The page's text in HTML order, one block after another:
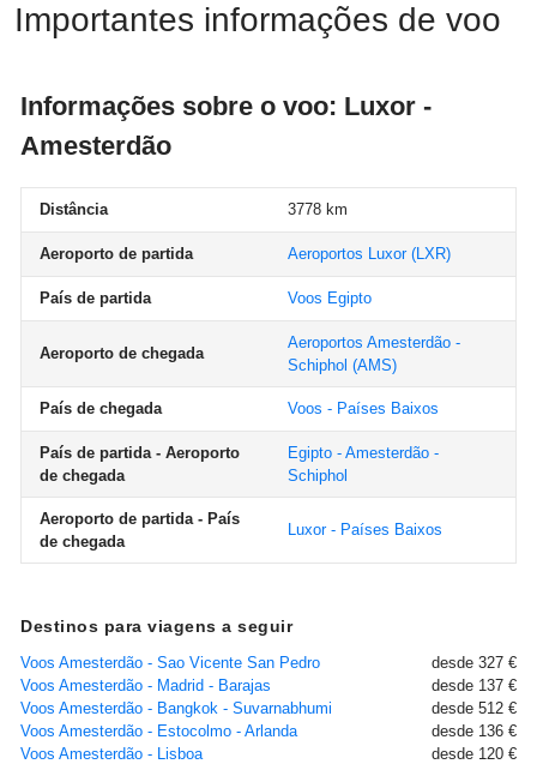
Importantes informações de voo
Informações sobre o voo: Luxor -
Amesterdão
Distância 3778 km
Aeroporto de partida Aeroportos Luxor(LXR)
País de partida Voos Egipto
Aeroporto de chegada
Aeroportos Amesterdão -
Schiphol (AMS)
País de chegada Voos - Países Baixos
País de partida - Aeroporto
de chegada
Egipto - Amesterdão -
Schiphol
Aeroporto de partida - País
de chegada
Luxor - Países Baixos
Destinos para viagens a seguir
Voos Amesterdão - Sao Vicente San Pedro
desde 327 €
Voos Amesterdão - Madrid - Barajas
desde 137 €
Voos Amesterdão - Bangkok - Suvarnabhumi
desde 512 €
Voos Amesterdão - Estocolmo - Arlanda
desde 136 €
Voos Amesterdão - Lisboa
desde 120 €